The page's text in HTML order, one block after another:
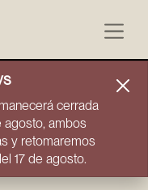
cerrada
agosto, ambos
y retomaremos
17 de agosto.